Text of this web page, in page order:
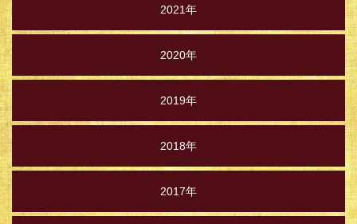
2021年
2020年
2019年
2018年
2017年